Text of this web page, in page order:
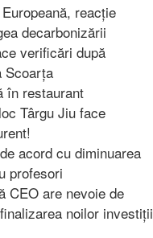
reacție
decarbonizării
verificări după
Scoarța
în restaurant
Târgu Jiu face
acord cu diminuarea
profesori
CEO are nevoie de
noilor investiții